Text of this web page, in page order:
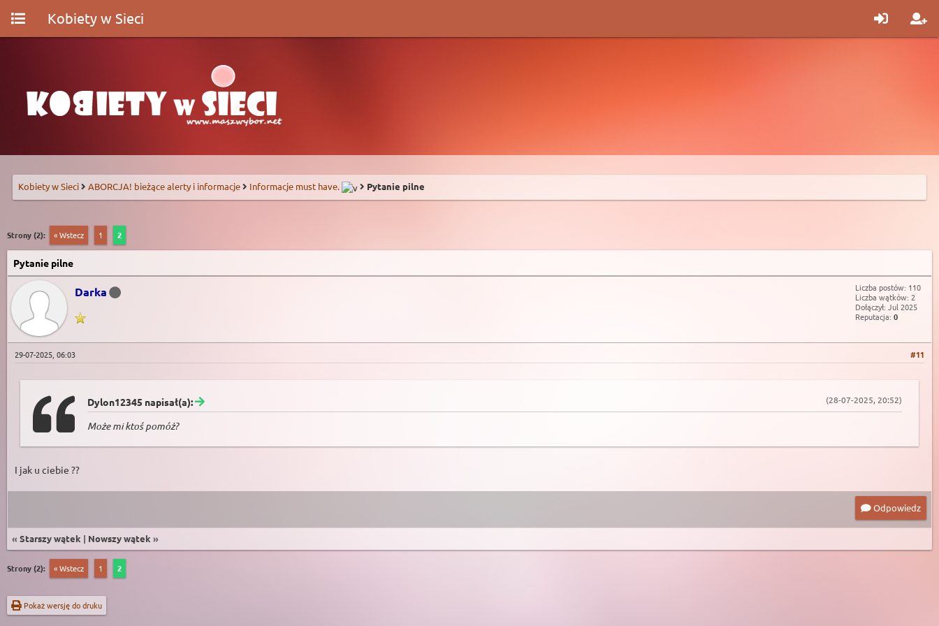
Kobiety w Sieci
Kobiety w Sieci ABORCJA! bieżące alerty i informacje Informacje must have. Pytanie pilne
Strony (2): « Wstecz 1 2
Pytanie pilne
Darka
Liczba postów: 110
Liczba wątków: 2
Dołączył: Jul 2025
Reputacja: 0
#11
29-07-2025, 06:03
(28-07-2025, 20:52)
Dylon12345 napisał(a):
Może mi ktoś pomóż?
I jak u ciebie ??
Odpowiedz
« Starszy wątek | Nowszy wątek »
Strony (2): « Wstecz 1 2
Pokaż wersję do druku